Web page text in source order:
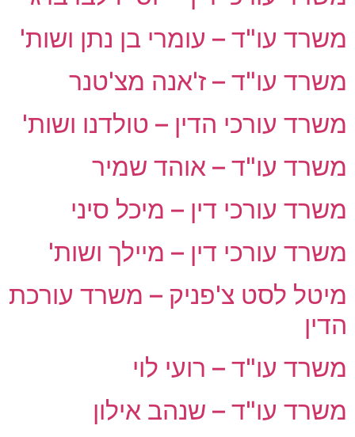
משרד עו"ד – עומרי בן נתן ושות'
משרד עו"ד – ז'אנה מצ'טנר
משרד עורכי הדין – טולדנו ושות'
משרד עו"ד – אוהד שמיר
משרד עורכי דין – מיכל סיני
משרד עורכי דין – מיילך ושות'
מיטל לסט צ'פניק – משרד עורכת
הדין
משרד עו"ד – רועי לוי
משרד עו"ד – שנהב אילון